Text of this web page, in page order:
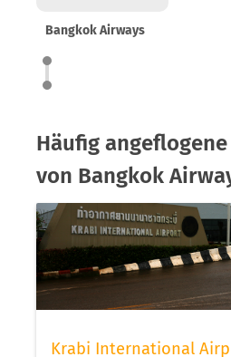
Bangkok Airways
Häufig
von Bangkok
Krabi International